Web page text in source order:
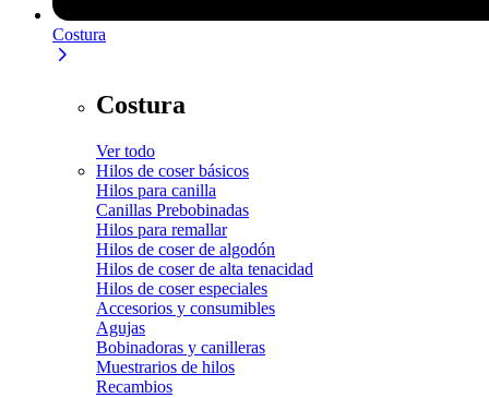
Costura
Costura
Ver todo
Hilos de coser básicos
Hilos para canilla
Canillas Prebobinadas
Hilos para remallar
Hilos de coser de algodón
Hilos de coser de alta tenacidad
Hilos de coser especiales
Accesorios y consumibles
Agujas
Bobinadoras y canilleras
Muestrarios de hilos
Recambios